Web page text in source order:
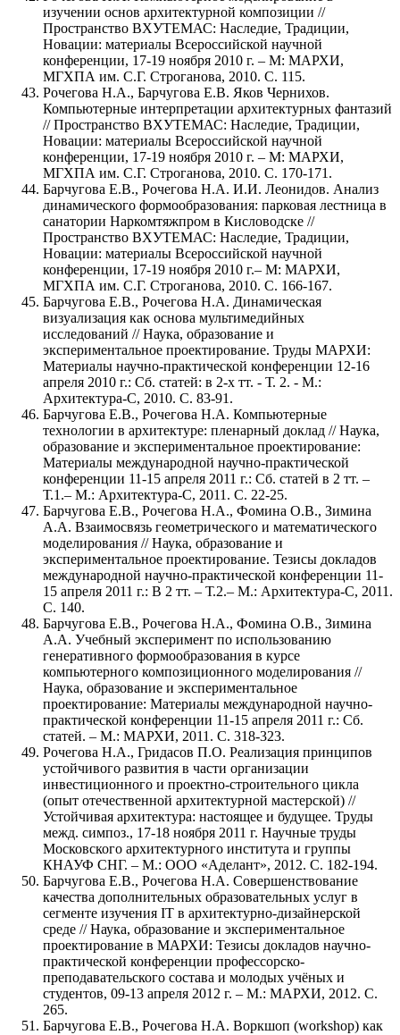
изучении основ архитектурной композиции //
Пространство ВХУТЕМАС: Наследие, Традиции,
Новации: материалы Всероссийской научной
конференции, 17-19 ноября 2010 г. – М: МАРХИ,
МГХПА им. С.Г. Строганова, 2010. С. 115.
Рочегова Н.А., Барчугова Е.В. Яков Чернихов.
Компьютерные интерпретации архитектурных фантазий
// Пространство ВХУТЕМАС: Наследие, Традиции,
Новации: материалы Всероссийской научной
конференции, 17-19 ноября 2010 г. – М: МАРХИ,
МГХПА им. С.Г. Строганова, 2010. С. 170-171.
Барчугова Е.В., Рочегова Н.А. И.И. Леонидов. Анализ
динамического формообразования: парковая лестница в
санатории Наркомтяжпром в Кисловодске //
Пространство ВХУТЕМАС: Наследие, Традиции,
Новации: материалы Всероссийской научной
конференции, 17-19 ноября 2010 г.– М: МАРХИ,
МГХПА им. С.Г. Строганова, 2010. С. 166-167.
Барчугова Е.В., Рочегова Н.А. Динамическая
визуализация как основа мультимедийных
исследований // Наука, образование и
экспериментальное проектирование. Труды МАРХИ:
Материалы научно-практической конференции 12-16
апреля 2010 г.: Сб. статей: в 2-х тт. - Т. 2. - М.:
Архитектура-С, 2010. С. 83-91.
Барчугова Е.В., Рочегова Н.А. Компьютерные
технологии в архитектуре: пленарный доклад // Наука,
образование и экспериментальное проектирование:
Материалы международной научно-практической
конференции 11-15 апреля 2011 г.: Сб. статей в 2 тт. –
Т.1.– М.: Архитектура-С, 2011. С. 22-25.
Барчугова Е.В., Рочегова Н.А., Фомина О.В., Зимина
А.А. Взаимосвязь геометрического и математического
моделирования // Наука, образование и
экспериментальное проектирование. Тезисы докладов
международной научно-практической конференции 11-
15 апреля 2011 г.: В 2 тт. – Т.2.– М.: Архитектура-С, 2011.
С. 140.
Барчугова Е.В., Рочегова Н.А., Фомина О.В., Зимина
А.А. Учебный эксперимент по использованию
генеративного формообразования в курсе
компьютерного композиционного моделирования //
Наука, образование и экспериментальное
проектирование: Материалы международной научно-
практической конференции 11-15 апреля 2011 г.: Сб.
статей. – М.: МАРХИ, 2011. С. 318-323.
Рочегова Н.А., Гридасов П.О. Реализация принципов
устойчивого развития в части организации
инвестиционного и проектно-строительного цикла
(опыт отечественной архитектурной мастерской) //
Устойчивая архитектура: настоящее и будущее. Труды
межд. симпоз., 17-18 ноября 2011 г. Научные труды
Московского архитектурного института и группы
КНАУФ СНГ. – М.: ООО «Аделант», 2012. С. 182-194.
Барчугова Е.В., Рочегова Н.А. Совершенствование
качества дополнительных образовательных услуг в
сегменте изучения IT в архитектурно-дизайнерской
среде // Наука, образование и экспериментальное
проектирование в МАРХИ: Тезисы докладов научно-
практической конференции профессорско-
преподавательского состава и молодых учёных и
студентов, 09-13 апреля 2012 г. – М.: МАРХИ, 2012. С.
265.
Барчугова Е.В., Рочегова Н.А. Воркшоп (workshop) как